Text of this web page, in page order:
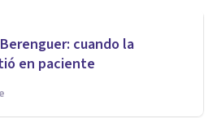
cuando la
en paciente